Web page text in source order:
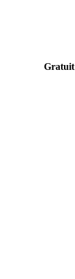
Gratuit